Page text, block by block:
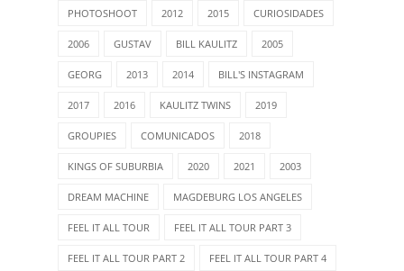
PHOTOSHOOT 2012 2015 CURIOSIDADES
2006 GUSTAV BILL KAULITZ 2005
GEORG 2013 2014 BILL'S INSTAGRAM
2017 2016 KAULITZ TWINS 2019
GROUPIES COMUNICADOS 2018
KINGS OF SUBURBIA 2020 2021 2003
DREAM MACHINE MAGDEBURG LOS ANGELES
FEEL IT ALL TOUR FEEL IT ALL TOUR PART 3
FEEL IT ALL TOUR PART 2 FEEL IT ALL TOUR PART 4